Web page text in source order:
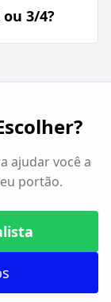
3/4?
ajudar você a
portão.